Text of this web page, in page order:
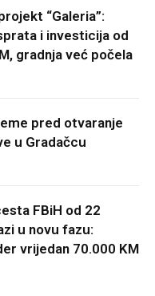
“Galeria”:
i investicija od
gradnja već počela
pred otvaranje
u Gradačcu
FBiH od 22
u novu fazu:
vrijedan 70.000 KM